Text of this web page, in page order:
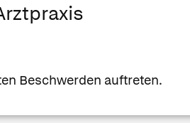
Beschwerden auftreten.